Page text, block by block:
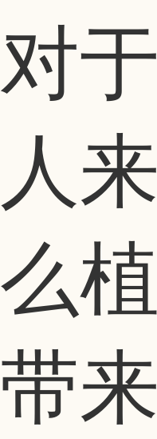
对
人
么
带